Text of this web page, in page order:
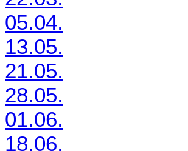
05.04.
13.05.
21.05.
28.05.
01.06.
18.06.